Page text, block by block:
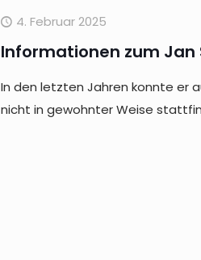
4. Februar 2025
Informationen zum Jan
In den letzten Jahren konnte er
nicht in gewohnter Weise